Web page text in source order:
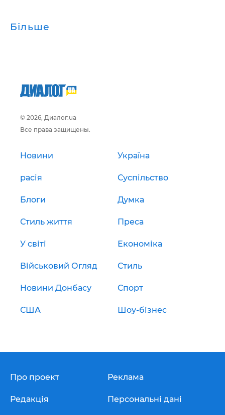
Більше
© 2026, Диалог.ua
Все права защищены.
Новини Україна
расія Суспільство
Блоги Думка
Стиль життя Преса
У світі Економіка
Військовий Огляд Стиль
Новини Донбасу Спорт
США Шоу-бізнес
Про проект
Редакція
Реклама
Персональні дані